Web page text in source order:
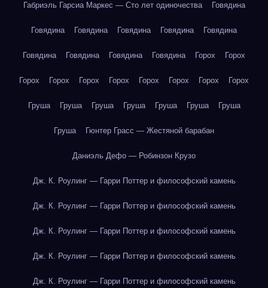
Габриэль Гарсиа Маркес — Сто лет одиночества Говядина
Говядина Говядина Говядина Говядина Говядина
Говядина Говядина Говядина Говядина Горох Горох
Горох Горох Горох Горох Горох Горох Горох Горох
Груша Груша Груша Груша Груша Груша Груша
Груша Гюнтер Грасс — Жестяной барабан
Даниэль Дефо — Робинзон Крузо
Дж. К. Роулинг — Гарри Поттер и философский камень
Дж. К. Роулинг — Гарри Поттер и философский камень
Дж. К. Роулинг — Гарри Поттер и философский камень
Дж. К. Роулинг — Гарри Поттер и философский камень
Дж. К. Роулинг — Гарри Поттер и философский камень